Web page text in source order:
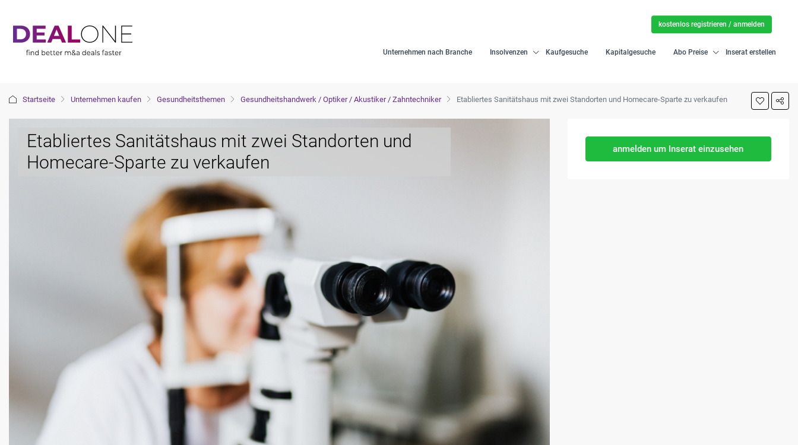
Unternehmen nach Branche Insolvenzen Kaufgesuche Kapitalgesuche Abo Preise Inserat erstellen
kostenlos registrieren / anmelden
Startseite Unternehmen kaufen Gesundheitsthemen Gesundheitshandwerk / Optiker / Akustiker / Zahntechniker Etabliertes Sanitätshaus mit zwei Standorten und Homecare-Sparte zu verkaufen
Etabliertes Sanitätshaus mit zwei Standorten und
Homecare-Sparte zu verkaufen
anmelden um Inserat einzusehen